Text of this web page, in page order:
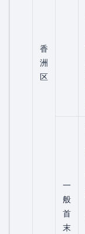
香
洲
区
一
般
首
末